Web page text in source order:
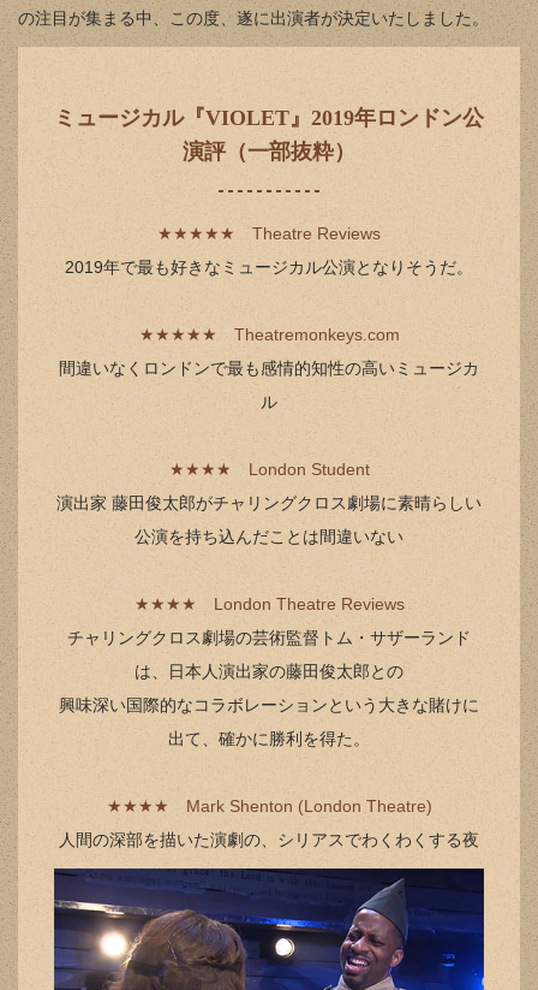
の注目が集まる中、この度、遂に出演者が決定いたしました。
ミュージカル『VIOLET』2019年ロンドン公
演評（一部抜粋）
★★★★★ Theatre Reviews
2019年で最も好きなミュージカル公演となりそうだ。
★★★★★ Theatremonkeys.com
間違いなくロンドンで最も感情的知性の高いミュージカ
ル
★★★★ London Student
演出家 藤田俊太郎がチャリングクロス劇場に素晴らしい
公演を持ち込んだことは間違いない
★★★★ London Theatre Reviews
チャリングクロス劇場の芸術監督トム・サザーランド
は、日本人演出家の藤田俊太郎との
興味深い国際的なコラボレーションという大きな賭けに
出て、確かに勝利を得た。
★★★★ Mark Shenton (London Theatre)
人間の深部を描いた演劇の、シリアスでわくわくする夜